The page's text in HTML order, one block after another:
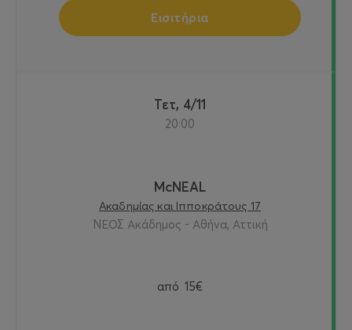
Εισιτήρια
Τετ, 4/11
20:00
McNEAL
Ακαδημίας και Ιπποκράτους 17
ΝΕΟΣ Ακάδημος - Αθήνα, Αττική
από 15€